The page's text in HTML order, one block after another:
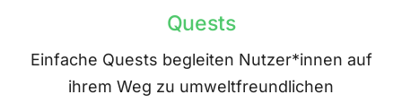
Quests
Einfache Quests begleiten Nutzer*innen auf
ihrem Weg zu umweltfreundlichen